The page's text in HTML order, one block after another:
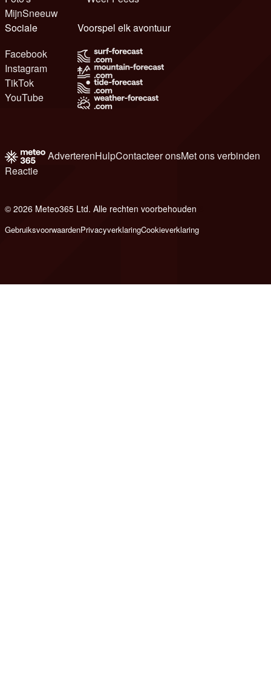
MijnSneeuw
Sociale
Facebook
Instagram
TikTok
YouTube
Voorspel elk avontuur
AdverterenHulpContacteer onsMet ons verbinden
Reactie
© 2026 Meteo365 Ltd. Alle rechten voorbehouden
GebruiksvoorwaardenPrivacyverklaringCookieverklaring